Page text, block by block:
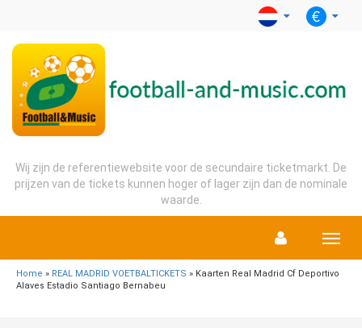
Wij zijn de referentiewebsite voor de secundaire ticketmarkt. De
prijzen van de tickets kunnen hoger of lager zijn dan de nominale
waarde.
Menu
Home » REAL MADRID VOETBALTICKETS » Kaarten Real Madrid Cf Deportivo
Alaves Estadio Santiago Bernabeu